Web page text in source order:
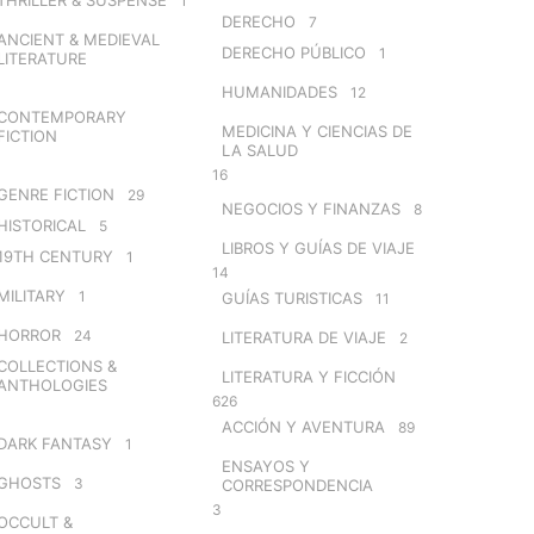
& MEDIEVAL
FICTION 29
5
CENTURY 1
1
24
&
FANTASY 1
3
&
DERECHO 7
DERECHO PÚBLICO 1
HUMANIDADES 12
MEDICINA Y CIENCIAS DE
LA SALUD
16
NEGOCIOS Y FINANZAS 8
LIBROS Y GUÍAS DE VIAJE
14
GUÍAS TURISTICAS 11
LITERATURA DE VIAJE 2
LITERATURA Y FICCIÓN
626
ACCIÓN Y AVENTURA 89
ENSAYOS Y
CORRESPONDENCIA
3